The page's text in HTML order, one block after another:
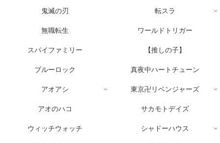
鬼滅の刃 転スラ
無職転生 ワールドトリガー
スパイファミリー 【推しの子】
ブルーロック 真夜中ハートチューン
アオアシ 東京卍リベンジャーズ
アオのハコ サカモトデイズ
ウィッチウォッチ シャドーハウス